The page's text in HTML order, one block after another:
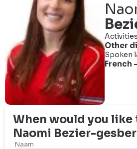
Activities
Other
Spoken
French -
When would you
Naomi Bezier-
Naam